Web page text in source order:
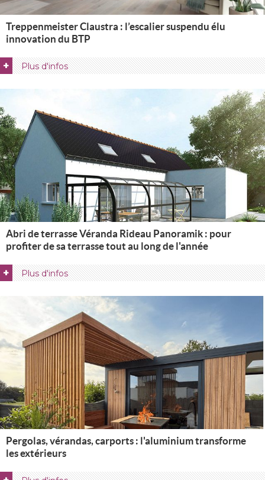
Treppenmeister Claustra : l’escalier suspendu élu
innovation du BTP
+ Plus d'infos
Abri de terrasse Véranda Rideau Panoramik : pour
profiter de sa terrasse tout au long de l'année
+ Plus d'infos
Pergolas, vérandas, carports : l'aluminium transforme
les extérieurs